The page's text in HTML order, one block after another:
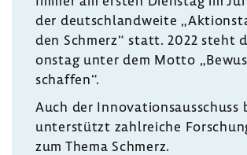
der deutsch­land­weite
den Schmerz“ statt. 2022 steht
onstag unter dem Motto
schaffen“.
Auch der Inno­va­ti­ons­aus­schuss
unter­stützt zahl­reiche
zum Thema Schmerz.